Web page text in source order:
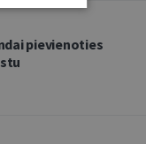
pievienoties